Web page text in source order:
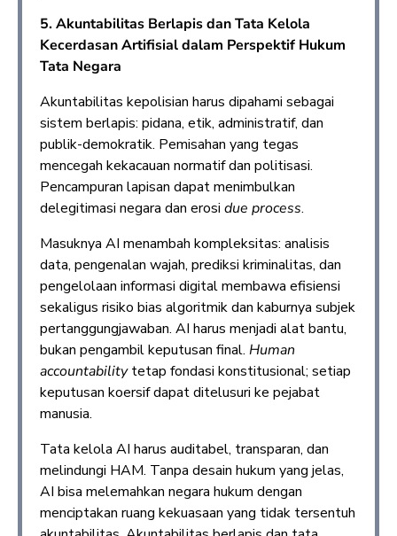
5. Akuntabilitas Berlapis dan Tata Kelola
Kecerdasan Artifisial dalam Perspektif Hukum
Tata Negara
Akuntabilitas kepolisian harus dipahami sebagai
sistem berlapis: pidana, etik, administratif, dan
publik-demokratik. Pemisahan yang tegas
mencegah kekacauan normatif dan politisasi.
Pencampuran lapisan dapat menimbulkan
delegitimasi negara dan erosi due process.
Masuknya AI menambah kompleksitas: analisis
data, pengenalan wajah, prediksi kriminalitas, dan
pengelolaan informasi digital membawa efisiensi
sekaligus risiko bias algoritmik dan kaburnya subjek
pertanggungjawaban. AI harus menjadi alat bantu,
bukan pengambil keputusan final. Human
accountabilitytetap fondasi konstitusional; setiap
keputusan koersif dapat ditelusuri ke pejabat
manusia.
Tata kelola AI harus auditabel, transparan, dan
melindungi HAM. Tanpa desain hukum yang jelas,
AI bisa melemahkan negara hukum dengan
menciptakan ruang kekuasaan yang tidak tersentuh